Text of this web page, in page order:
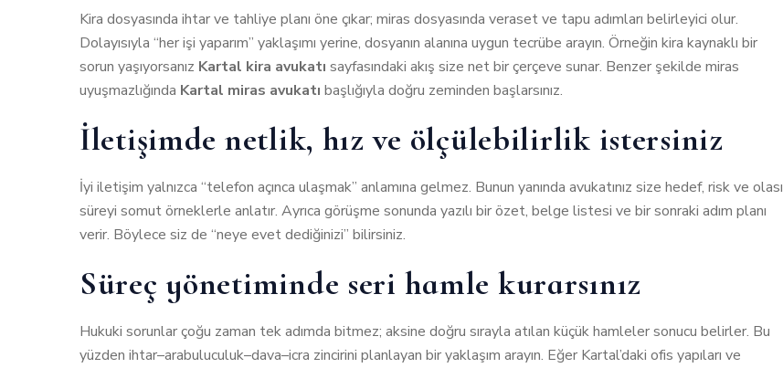
Kira dosyasında ihtar ve tahliye planı öne çıkar; miras dosyasında veraset ve tapu adımları belirleyici olur.
Dolayısıyla “her işi yaparım” yaklaşımı yerine, dosyanın alanına uygun tecrübe arayın. Örneğin kira kaynaklı bir
sorun yaşıyorsanız Kartal kira avukatı sayfasındaki akış size net bir çerçeve sunar. Benzer şekilde miras
uyuşmazlığında Kartal miras avukatı başlığıyla doğru zeminden başlarsınız.
İletişimde netlik, hız ve ölçülebilirlik istersiniz
İyi iletişim yalnızca “telefon açınca ulaşmak” anlamına gelmez. Bunun yanında avukatınız size hedef, risk ve olası
süreyi somut örneklerle anlatır. Ayrıca görüşme sonunda yazılı bir özet, belge listesi ve bir sonraki adım planı
verir. Böylece siz de “neye evet dediğinizi” bilirsiniz.
Süreç yönetiminde seri hamle kurarsınız
Hukuki sorunlar çoğu zaman tek adımda bitmez; aksine doğru sırayla atılan küçük hamleler sonucu belirler. Bu
yüzden ihtar–arabuluculuk–dava–icra zincirini planlayan bir yaklaşım arayın. Eğer Kartal’daki ofis yapıları ve